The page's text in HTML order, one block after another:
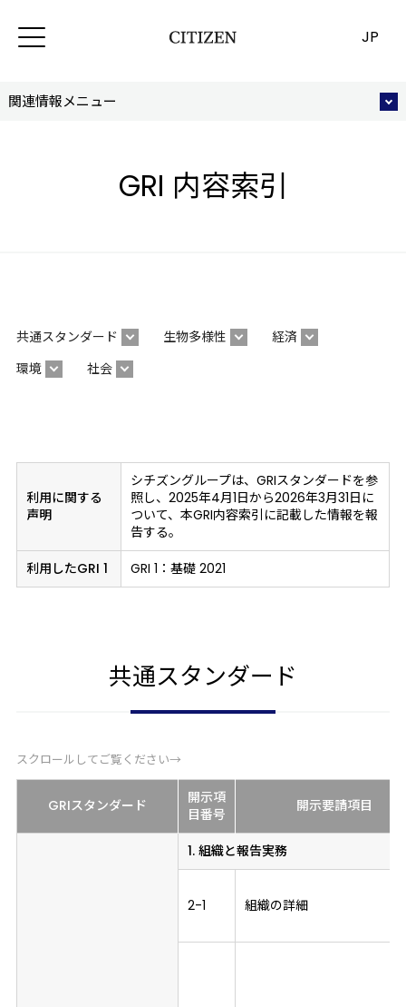
JP
関連情報メニュー
GRI 内容索引
共通スタンダード 生物多様性
経済
環境
社会
利用に関する
声明
シチズングループは、GRIスタンダードを参
照し、2025年4月1日から2026年3月31日に
ついて、本GRI内容索引に記載した情報を報
告する。
利用したGRI 1
GRI 1：基礎 2021
共通スタンダード
スクロールしてご覧ください→
GRIスタンダード
開示項
目番号 開示要請項目
1. 組織と報告実務
2-1 組織の詳細